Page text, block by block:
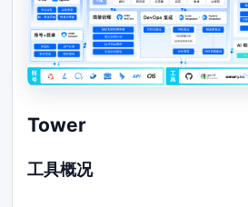
Tower
工具概况